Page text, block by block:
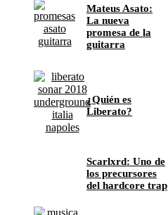
Mateus Asato:
La nueva
promesa de la
guitarra
¿Quién es
Liberato?
Scarlxrd: Uno de
los precursores
del hardcore trap